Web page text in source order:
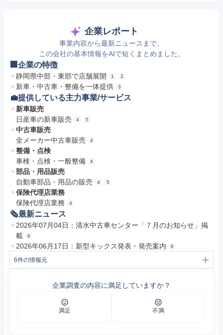
企業レポート
事業内容から最新ニュースまで、
この会社の基本情報をAIで短くまとめました。
🏢企業の特徴
静岡県中部・東部で店舗展開 1 2
新車・中古車・整備を一体提供 3
💼提供している主力事業/サービス
新車販売
日産車の新車販売
4 5
中古車販売
全メーカー中古車販売
4
整備・点検
車検・点検・一般整備
4
部品・用品販売
自動車部品・用品の販売
4 5
保険代理店業務
保険代理店業務
4
🗞最新ニュース
2026年07月04日：清水中古車センター「７月のお知らせ」掲
載
6
2026年06月17日：新型キックス発表・発売案内 6
6件の情報元
https://np-shizuoka.nissan-dealer.jp/company/about.html
日産プリンス静岡販売株式会社 | 企業情報 | しずおか就職net
日産プリンス静岡：ブログ
企業調査の内容に満足していますか？
満足 不満